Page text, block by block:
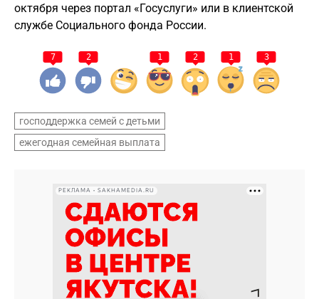
октября через портал «Госуслуги» или в клиентской
службе Социального фонда России.
7 2 1 2 1 3
господдержка семей с детьми
ежегодная семейная выплата
РЕКЛАМА • SAKHAMEDIA.RU